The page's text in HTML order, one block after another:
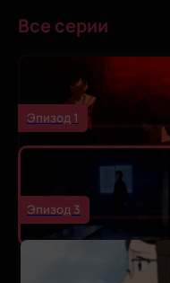
Все серии
Эпизод 1
Эпизод 3